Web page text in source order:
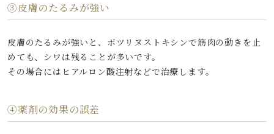
③皮膚のたるみが強い
皮膚のたるみが強いと、ボツリヌストキシンで筋肉の動きを止
めても、シワは残ることが多いです。
その場合にはヒアルロン酸注射などで治療します。
④薬剤の効果の誤差